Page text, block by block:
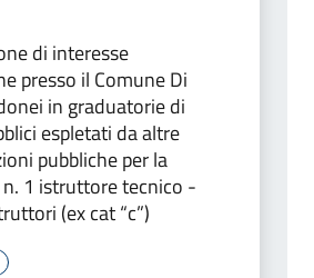
di interesse
presso il Comune Di
in graduatorie di
espletati da altre
pubbliche per la
1 istruttore tecnico -
(ex cat “c”)